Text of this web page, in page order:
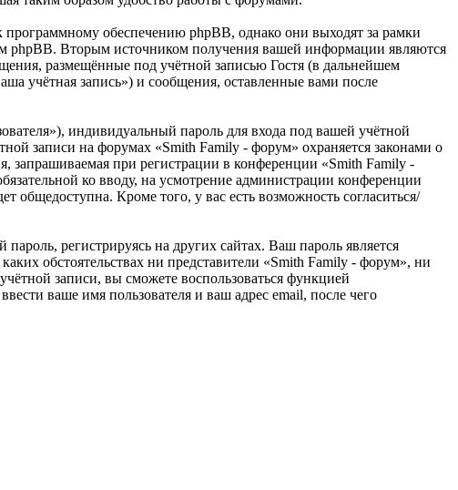
обеспечению phpBB, однако они выходят за рамки
phpBB. Вторым источником получения вашей информации являются
размещённые под учётной записью Гостя (в дальнейшем
учётная запись») и сообщения, оставленные вами после
индивидуальный пароль для входа под вашей учётной
записи на форумах «Smith Family - форум» охраняется законами о
при регистрации в конференции «Smith Family -
ко вводу, на усмотрение администрации конференции
общедоступна. Кроме того, у вас есть возможность согласиться/
регистрируясь на других сайтах. Ваш пароль является
обстоятельствах ни представители «Smith Family - форум», ни
записи, вы сможете воспользоваться функцией
ваше имя пользователя и ваш адрес email, после чего